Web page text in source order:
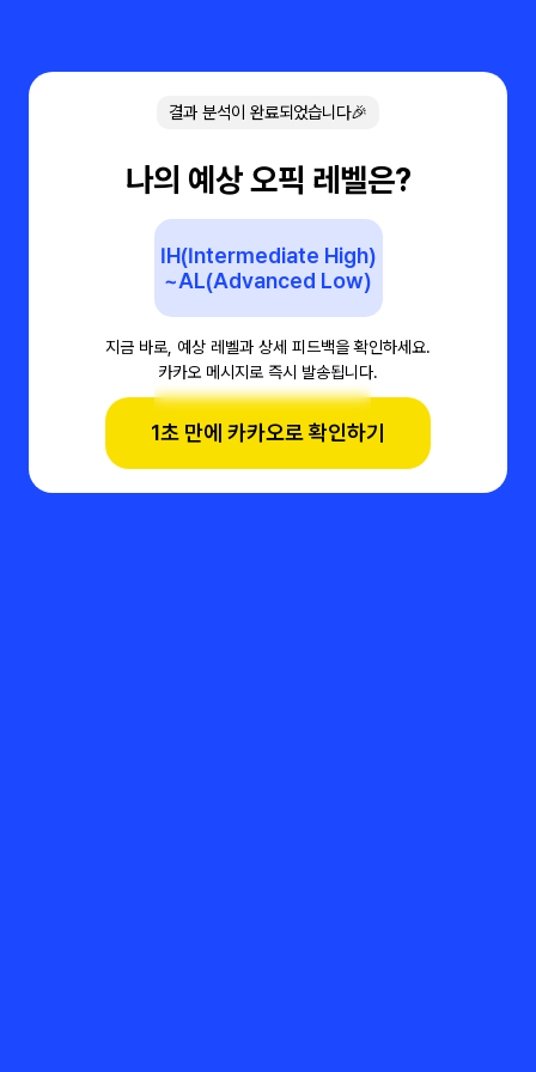
결과 분석이 완료되었습니다🎉
나의 예상 오픽 레벨은?
IH(Intermediate High)
~AL(Advanced Low)
지금 바로, 예상 레벨과 상세 피드백을 확인하세요.
카카오 메시지로 즉시 발송됩니다.
1초 만에 카카오로 확인하기